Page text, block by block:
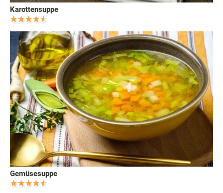
Karottensuppe
Gemüsesuppe